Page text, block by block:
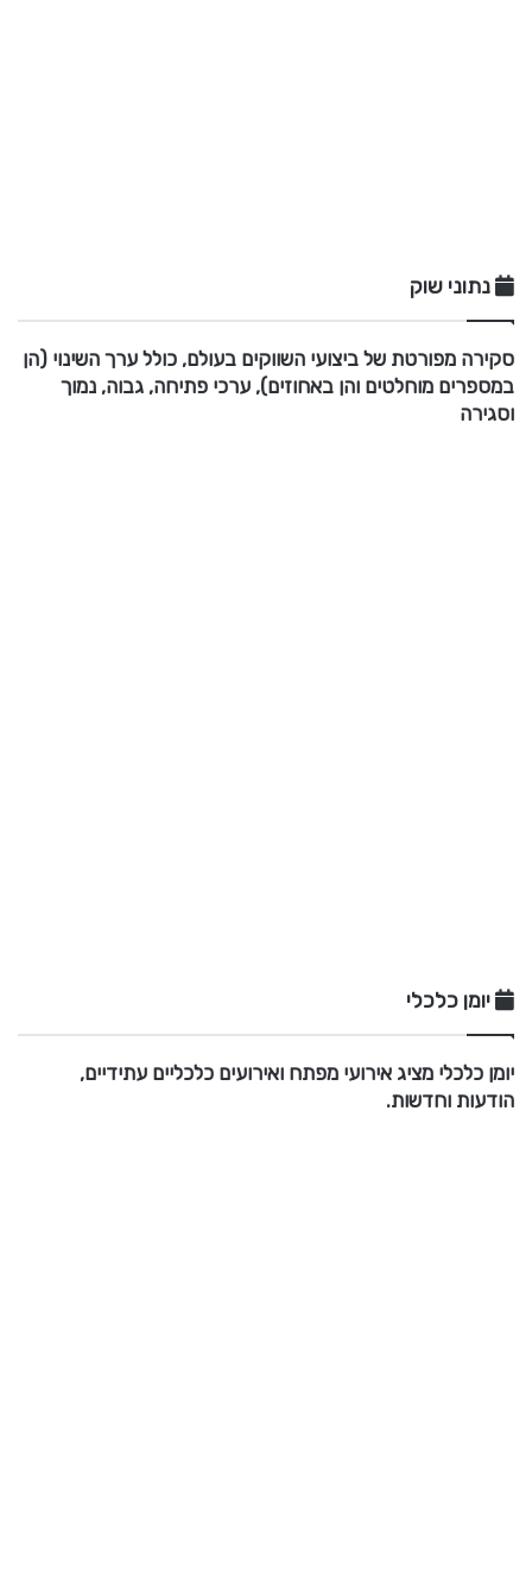
נתוני שוק
סקירה מפורטת של ביצועי השווקים בעולם, כולל ערך השינוי (הן
במספרים מוחלטים והן באחוזים), ערכי פתיחה, גבוה, נמוך
וסגירה
יומן כלכלי
יומן כלכלי מציג אירועי מפתח ואירועים כלכליים עתידיים,
הודעות וחדשות.